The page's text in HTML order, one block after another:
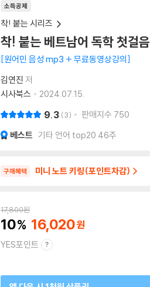
소득공제
착! 붙는 시리즈
착! 붙는 베트남어 독학 첫걸음
원어민 음성 mp3 + 무료동영상강의
김연진 저
시사북스
2024.07.15.
9.3 3 판매지수 750
베스트 기타 언어 top20 46주
구매혜택 미니 노트 키링(포인트차감)
17,800원
10 16,020
YES포인트